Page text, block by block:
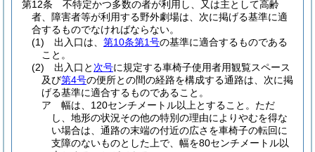
第12条
不特定かつ多数の者が利用し、又は主として高齢
者、障害者等が利用する野外劇場は、次に掲げる基準に適
合するものでなければならない。
(1)
出入口は、 第10条第1号の基準に適合するものである
こと。
(2)
出入口と 次号に規定する車椅子使用者用観覧スペース
及び第4号の便所との間の経路を構成する通路は、次に掲
げる基準に適合するものであること。
ア
幅は、120センチメートル以上とすること。 ただ
し、地形の状況その他の特別の理由によりやむを得な
い場合は、通路の末端の付近の広さを車椅子の転回に
支障のないものとした上で、幅を80センチメートル以